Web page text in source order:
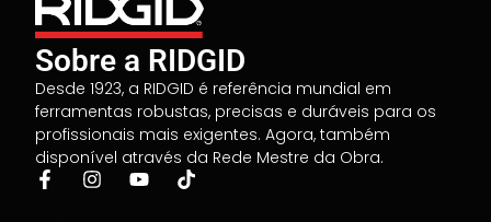
Sobre a RIDGID
Desde 1923, a RIDGID é referência mundial em
ferramentas robustas, precisas e duráveis para os
profissionais mais exigentes. Agora, também
disponível através da Rede Mestre da Obra.